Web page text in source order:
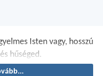
Isten vagy, hosszú
hűséged.